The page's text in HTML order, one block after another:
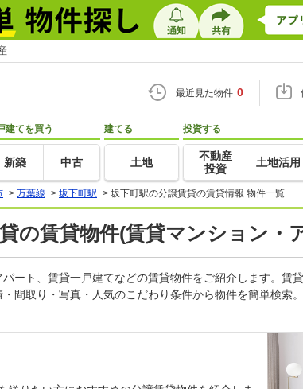
最近見た物件 0
建てを買う
新築 中古
建てる
土地
投資する
不動産
投資
土地活用
> 万葉線 > 坂下町駅 > 坂下町駅の分譲賃貸の賃貸情報 物件一覧
の賃貸物件(賃貸マンション・
ート、賃貸一戸建てなどの賃貸物件をご紹介します。賃
間取り・写真・人気のこだわり条件から物件を簡単検索